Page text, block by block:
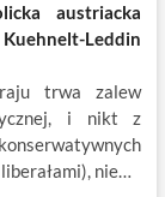
austriacka
Leddin
trwa zalew
i nikt z
nie…